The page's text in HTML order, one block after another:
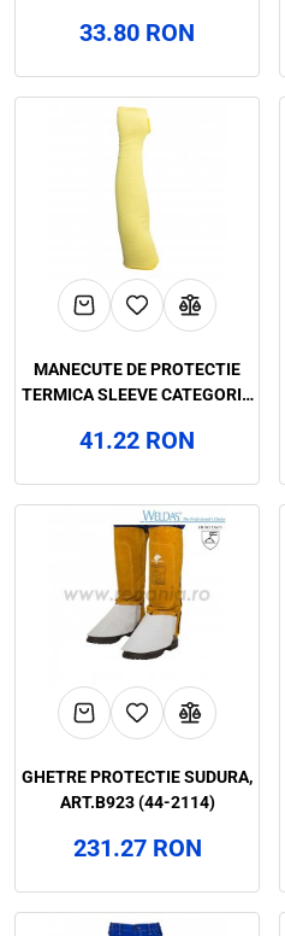
33.80 RON
MANECUTE DE PROTECTIE
TERMICA SLEEVE CATEGORIA
41.22 RON
GHETRE PROTECTIE SUDURA,
ART.B923 (44-2114)
231.27 RON